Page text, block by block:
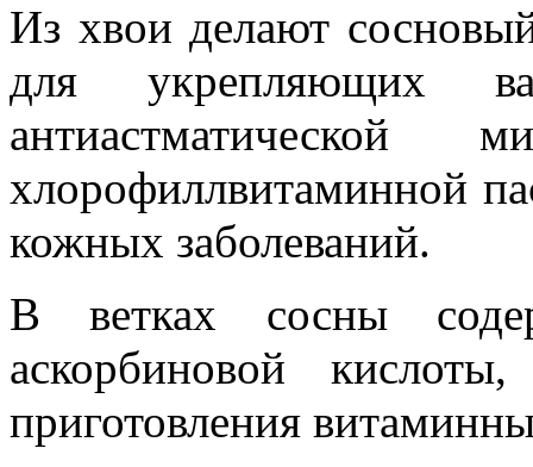
Из хвои делают
для укрепляющих
хлорофиллвитаминной
кожных заболеваний.
В ветках сосны
аскорбиновой
приготовления